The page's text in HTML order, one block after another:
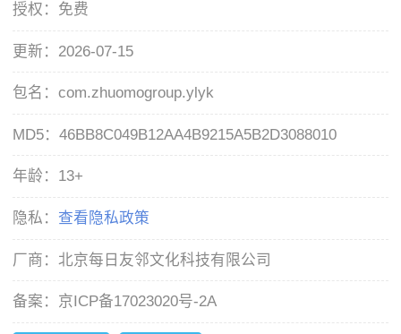
授权： 免费
更新： 2026-07-15
包名：com.zhuomogroup.ylyk
MD5：46BB8C049B12AA4B9215A5B2D3088010
年龄： 13+
隐私： 查看隐私政策
厂商：北京每日友邻文化科技有限公司
备案： 京ICP备17023020号-2A